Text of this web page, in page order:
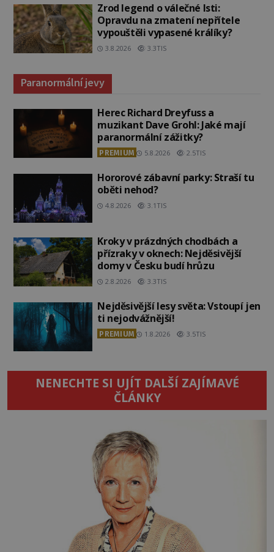
Zrod legend o válečné lsti:
Opravdu na zmatení nepřítele
vypouštěli vypasené králíky?
3.8.2026 3.3TIS
Paranormální jevy
Herec Richard Dreyfuss a
muzikant Dave Grohl: Jaké mají
paranormální zážitky?
PREMIUM 5.8.2026 2.5TIS
Hororové zábavní parky: Straší tu
oběti nehod?
4.8.2026 3.1TIS
Kroky v prázdných chodbách a
přízraky v oknech: Nejděsivější
domy v Česku budí hrůzu
2.8.2026 3.3TIS
Nejděsivější lesy světa: Vstoupí jen
ti nejodvážnější!
PREMIUM 1.8.2026 3.5TIS
NENECHTE SI UJÍT DALŠÍ ZAJÍMAVÉ
ČLÁNKY